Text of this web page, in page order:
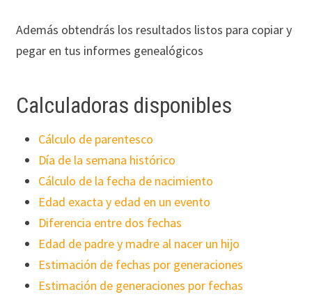
Además obtendrás los resultados listos para copiar y
pegar en tus informes genealógicos
Calculadoras disponibles
Cálculo de parentesco
Día de la semana histórico
Cálculo de la fecha de nacimiento
Edad exacta y edad en un evento
Diferencia entre dos fechas
Edad de padre y madre al nacer un hijo
Estimación de fechas por generaciones
Estimación de generaciones por fechas